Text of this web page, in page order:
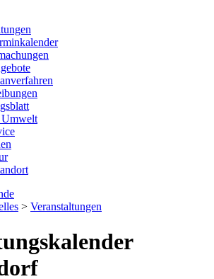
> Veranstaltungen